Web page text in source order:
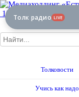
12+
Толковости
Учись как надо
Толк радио LIVE